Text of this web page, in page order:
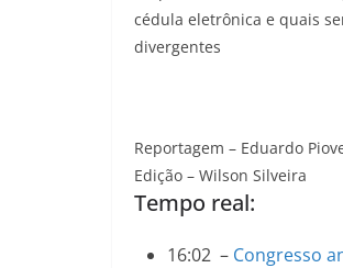
cédula eletrônica e quais
divergentes
Reportagem – Eduardo
Edição – Wilson Silveira
Tempo real:
16:02 – Congresso